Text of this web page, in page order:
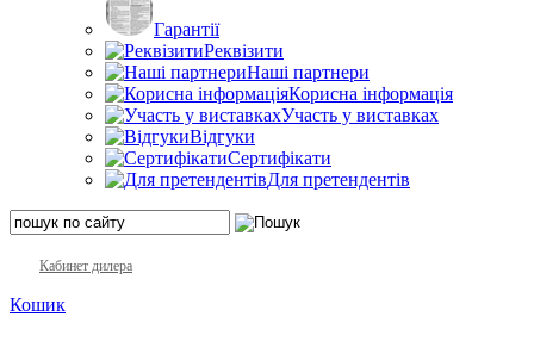
Гарантії
Реквізити
Наші партнери
Корисна інформація
Участь у виставках
Відгуки
Сертифікати
Для претендентів
Кабинет дилера
Кошик